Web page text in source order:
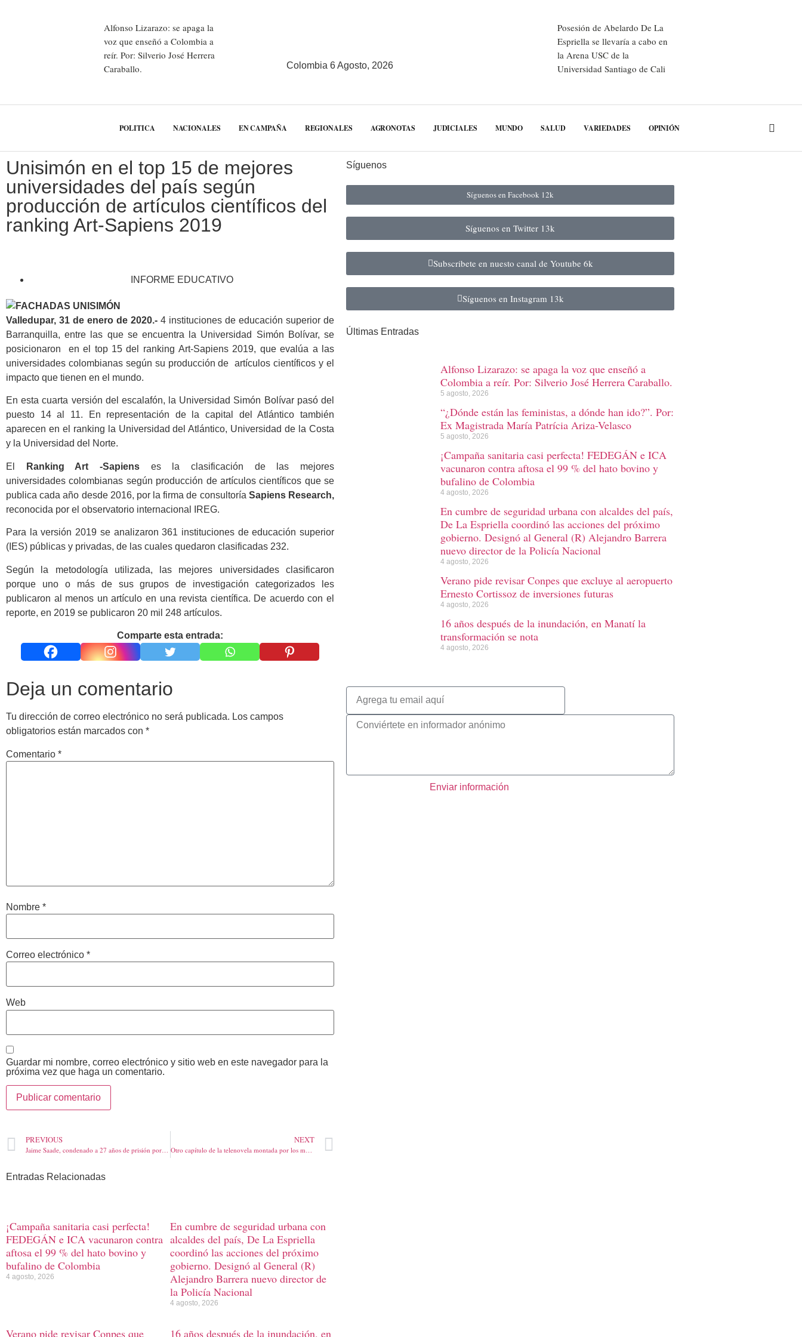
Alfonso Lizarazo: se apaga la
voz que enseñó a Colombia a
reír. Por: Silverio José Herrera
Caraballo.
Colombia 6 Agosto, 2026
Posesión de Abelardo De La
Espriella se llevaría a cabo en
la Arena USC de la
Universidad Santiago de Cali
POLITICA NACIONALES EN CAMPAÑA REGIONALES AGRONOTAS JUDICIALES MUNDO SALUD VARIEDADES OPINIÓN
Unisimón en el top 15 de mejores
universidades del país según
producción de artículos científicos del
ranking Art-Sapiens 2019
INFORME EDUCATIVO
Valledupar, 31 de enero de 2020.- 4 instituciones de educación superior de
Barranquilla, entre las que se encuentra la Universidad Simón Bolívar, se
posicionaron en el top 15 del ranking Art-Sapiens 2019, que evalúa a las
universidades colombianas según su producción de artículos científicos y el
impacto que tienen en el mundo.
En esta cuarta versión del escalafón, la Universidad Simón Bolívar pasó del
puesto 14 al 11. En representación de la capital del Atlántico también
aparecen en el ranking la Universidad del Atlántico, Universidad de la Costa
y la Universidad del Norte.
El Ranking Art -Sapiens es la clasificación de las mejores
universidades colombianas según producción de artículos científicos que se
publica cada año desde 2016, por la firma de consultoría Sapiens Research,
reconocida por el observatorio internacional IREG.
Para la versión 2019 se analizaron 361 instituciones de educación superior
(IES) públicas y privadas, de las cuales quedaron clasificadas 232.
Según la metodología utilizada, las mejores universidades clasificaron
porque uno o más de sus grupos de investigación categorizados les
publicaron al menos un artículo en una revista científica. De acuerdo con el
reporte, en 2019 se publicaron 20 mil 248 artículos.
Comparte esta entrada:
Deja un comentario
Tu dirección de correo electrónico no será publicada. Los campos
obligatorios están marcados con *
Comentario *
Nombre *
Correo electrónico *
Web
Guardar mi nombre, correo electrónico y sitio web en este navegador para la
próxima vez que haga un comentario.
PREVIOUS
Jaime Saade, condenado a 27 años de prisión por el crimen de Nancy Mariana Mestre, en Barranquilla, capturado por Interpol después de 26 años en Brasil
NEXT
Otro capítulo de la telenovela montada por los medios de comunicación. Aida Victoria llega a Caracas a entrevistarse con su mamá
Entradas Relacionadas
¡Campaña sanitaria casi perfecta!
FEDEGÁN e ICA vacunaron contra
aftosa el 99 % del hato bovino y
bufalino de Colombia
4 agosto, 2026
En cumbre de seguridad urbana con
alcaldes del país, De La Espriella
coordinó las acciones del próximo
gobierno. Designó al General (R)
Alejandro Barrera nuevo director de
la Policía Nacional
4 agosto, 2026
Verano pide revisar Conpes que 16 años después de la inundación, en
Síguenos
Síguenos en Facebook 12k
Síguenos en Twitter 13k
Subscribete en nuesto canal de Youtube 6k
Síguenos en Instagram 13k
Últimas Entradas
Alfonso Lizarazo: se apaga la voz que enseñó a
Colombia a reír. Por: Silverio José Herrera Caraballo.
5 agosto, 2026
“¿Dónde están las feministas, a dónde han ido?”. Por:
Ex Magistrada María Patrícia Ariza-Velasco
5 agosto, 2026
¡Campaña sanitaria casi perfecta! FEDEGÁN e ICA
vacunaron contra aftosa el 99 % del hato bovino y
bufalino de Colombia
4 agosto, 2026
En cumbre de seguridad urbana con alcaldes del país,
De La Espriella coordinó las acciones del próximo
gobierno. Designó al General (R) Alejandro Barrera
nuevo director de la Policía Nacional
4 agosto, 2026
Verano pide revisar Conpes que excluye al aeropuerto
Ernesto Cortissoz de inversiones futuras
4 agosto, 2026
16 años después de la inundación, en Manatí la
transformación se nota
4 agosto, 2026
Enviar información